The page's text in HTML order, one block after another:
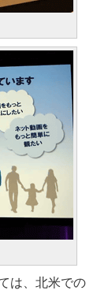
は、北米での